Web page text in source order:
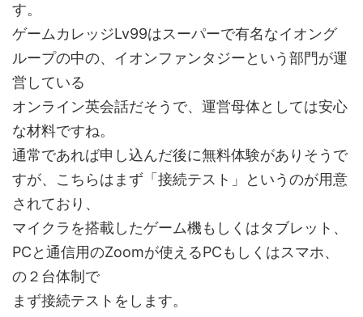
す。
ゲームカレッジLv99はスーパーで有名なイオング
ループの中の、イオンファンタジーという部門が運
営している
オンライン英会話だそうで、運営母体としては安心
な材料ですね。
通常であれば申し込んだ後に無料体験がありそうで
すが、こちらはまず「接続テスト」というのが用意
されており、
マイクラを搭載したゲーム機もしくはタブレット、
PCと通信用のZoomが使えるPCもしくはスマホ、
の２台体制で
まず接続テストをします。